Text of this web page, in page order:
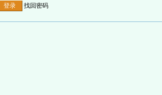
找回密码